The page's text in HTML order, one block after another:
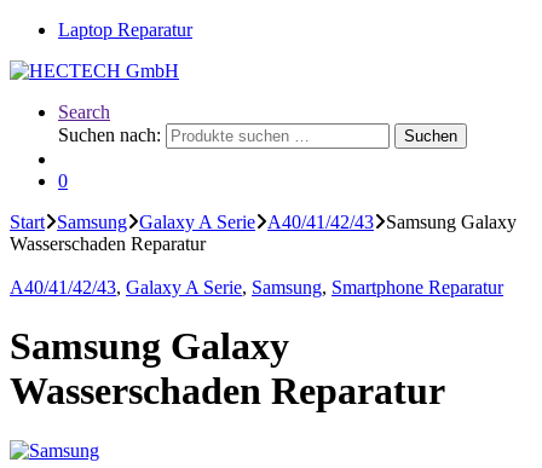
Laptop Reparatur
Search
Suchen nach:
Suchen
0
Start
Samsung Galaxy A Serie A40/41/42/43
Samsung Galaxy
Wasserschaden Reparatur
A40/41/42/43, Galaxy A Serie, Samsung, Smartphone Reparatur
Samsung Galaxy
Wasserschaden Reparatur